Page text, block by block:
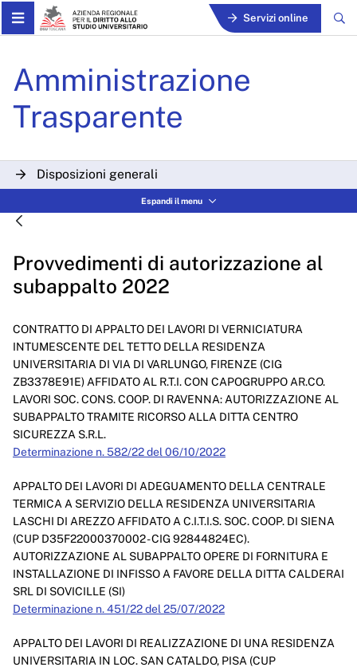
Skip to Main Content Servizi online
Amministrazione
Trasparente
Disposizioni generali
Personale
Performance
Enti controllati
Attività e procedimenti
Provvedimenti
Provvedimenti organi indirizzo politico
Provvedimenti dirigenti amministrativi
Controlli sulle imprese
Bandi di gara e contratti
Sovvenzioni, contributi, sussidi, vantaggi economici
Beni immobili e gestione patrimonio
Espandi il menu
Provvedimenti di autorizzazione al
subappalto 2022
CONTRATTO DI APPALTO DEI LAVORI DI VERNICIATURA
INTUMESCENTE DEL TETTO DELLA RESIDENZA
UNIVERSITARIA DI VIA DI VARLUNGO, FIRENZE (CIG
ZB3378E91E) AFFIDATO AL R.T.I. CON CAPOGRUPPO AR.CO.
LAVORI SOC. CONS. COOP. DI RAVENNA: AUTORIZZAZIONE AL
SUBAPPALTO TRAMITE RICORSO ALLA DITTA CENTRO
SICUREZZA S.R.L.
Determinazione n. 582/22 del 06/10/2022
APPALTO DEI LAVORI DI ADEGUAMENTO DELLA CENTRALE
TERMICA A SERVIZIO DELLA RESIDENZA UNIVERSITARIA
LASCHI DI AREZZO AFFIDATO A C.I.T.I.S. SOC. COOP. DI SIENA
(CUP D35F22000370002 - CIG 92844824EC).
AUTORIZZAZIONE AL SUBAPPALTO OPERE DI FORNITURA E
INSTALLAZIONE DI INFISSO A FAVORE DELLA DITTA CALDERAI
SRL DI SOVICILLE (SI)
Determinazione n. 451/22 del 25/07/2022
APPALTO DEI LAVORI DI REALIZZAZIONE DI UNA RESIDENZA
UNIVERSITARIA IN LOC. SAN CATALDO, PISA (CUP